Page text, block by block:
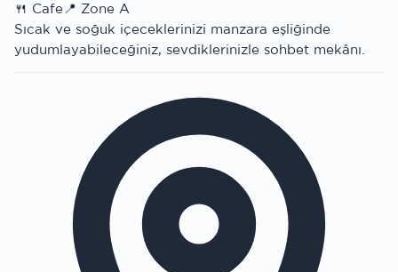
🍴 Cafe📍 Zone A
Sıcak ve soğuk içeceklerinizi manzara eşliğinde
yudumlayabileceğiniz, sevdiklerinizle sohbet mekânı.